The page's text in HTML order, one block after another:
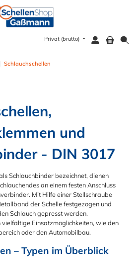
Privat (brutto)
| Schlauchschellen
und
- DIN 3017
Schlauchbinder bezeichnet, dienen
an einem festen Anschluss
Mit Hilfe einer Stellschraube
der Schelle festgezogen und
Schlauch gepresst werden.
vielfältige Einsatzmöglichkeiten, wie den
oder den Automobilbau.
– Typen im Überblick